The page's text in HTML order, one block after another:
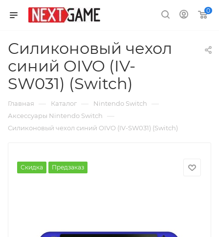
0
Силиконовый чехол
синий OIVO (IV-
SW031) (Switch)
Главная — Каталог — Nintendo Switch —
Аксессуары Nintendo Switch —
Силиконовый чехол синий OIVO (IV-SW031) (Switch)
Скидка Предзаказ